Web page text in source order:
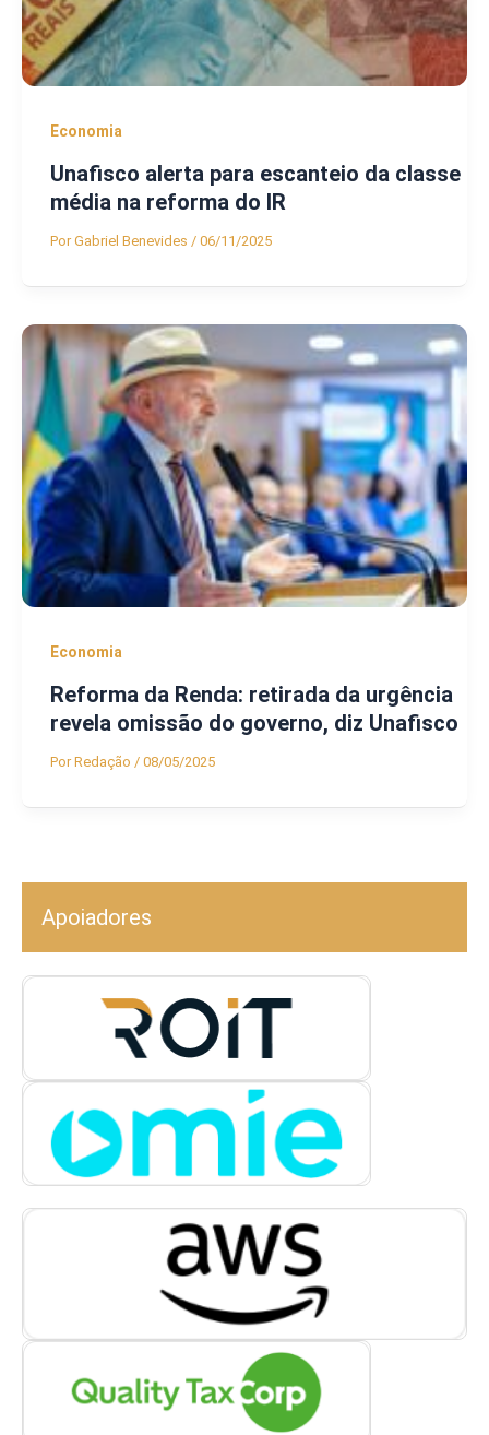
Economia
Unafisco alerta para escanteio da classe
média na reforma do IR
PorGabriel Benevides / 06/11/2025
Economia
Reforma da Renda: retirada da urgência
revela omissão do governo, diz Unafisco
PorRedação / 08/05/2025
Apoiadores